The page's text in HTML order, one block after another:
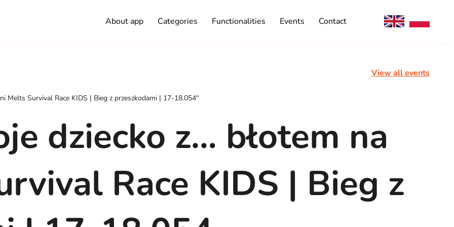
About app Categories Functionalities Events Contact
View all events
Melts Survival Race KIDS | Bieg z przeszkodami | 17-18.054"
dziecko z… błotem na
Race KIDS | Bieg z